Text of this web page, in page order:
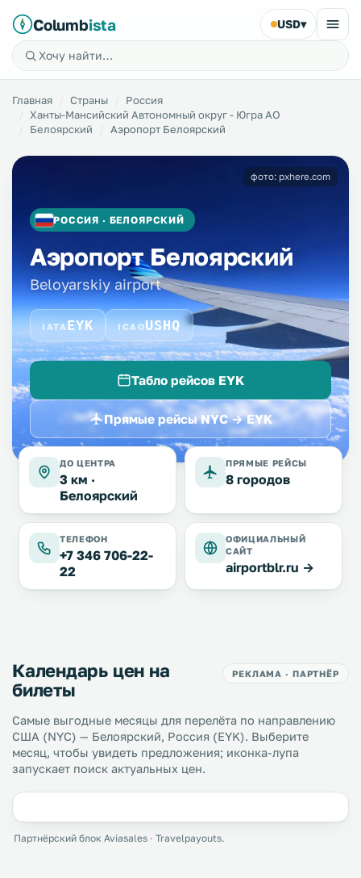
Columbista USD▾
Главная Страны
Россия
Ханты-Мансийский Автономный округ - Югра АО
Белоярский
Аэропорт Белоярский
РОССИЯ · БЕЛОЯРСКИЙ
Аэропорт Белоярский
Beloyarskiy airport
IATAEYK ICAOUSHQ
Табло рейсов EYK
Прямые рейсы NYC → EYK
фото: pxhere.com
ДО ЦЕНТРА
3 км ·
Белоярский
ПРЯМЫЕ РЕЙСЫ
8 городов
ТЕЛЕФОН
+7 346 706-22-
22
ОФИЦИАЛЬНЫЙ
САЙТ
airportblr.ru →
Календарь цен на
билеты
РЕКЛАМА · ПАРТНЁР
Самые выгодные месяцы для перелёта по направлению
США (NYC) — Белоярский, Россия (EYK). Выберите
месяц, чтобы увидеть предложения; иконка-лупа
запускает поиск актуальных цен.
Партнёрский блок Aviasales · Travelpayouts.